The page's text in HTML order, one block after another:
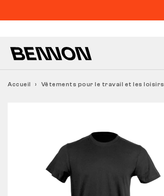
Accueil Vêtements pour le travail et les loisirs